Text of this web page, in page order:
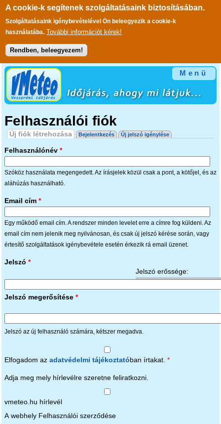
A cookie-k segítenek szolgáltatásaink biztosításában.
Szolgáltatásaink igénybevételével Ön beleegyezik a cookie-k
használatába. További információt kérek!
Rendben, beleegyezem!
Ugrás a tartalomra
Menü
Felhasználói fiók
Elsődleges fülek
Új fiók létrehozása(aktív fül)
Bejelentkezés Új jelszó igénylése
Felhasználónév *
Szóköz használata megengedett. Az írásjelek közül csak a pont, a kötőjel, és az
aláhúzás használható.
Email cím *
Egy működő email cím. A rendszer minden levelet erre a címre fog küldeni. Az
email cím nem jelenik meg nyilvánosan, és csak új jelszó kérése során, vagy
értesítő szolgáltatások igénybevétele esetén érkezik rá email üzenet.
Jelszó erőssége:
Jelszó *
Jelszó megerősítése *
Jelszó az új felhasználó számára, kétszer megadva.
Elfogadom az adatvédelmi tájékoztató ban írtakat. *
Adja meg mely hírlevélre szeretne feliratkozni.
vmeteo.hu hírlevél
A webhely Felhasználói szerződése